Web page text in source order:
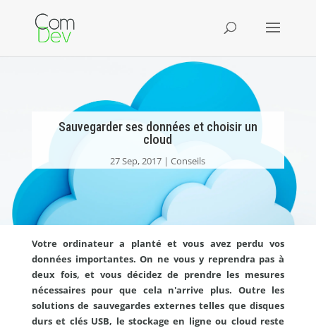
Sauvegarder ses données et choisir un
cloud
27 Sep, 2017 Conseils
Votre ordinateur a planté et vous avez perdu vos
données importantes. On ne vous y reprendra pas à
deux fois, et vous décidez de prendre les mesures
nécessaires pour que cela n'arrive plus. Outre les
solutions de sauvegardes externes telles que disques
durs et clés USB, le stockage en ligne ou cloud reste